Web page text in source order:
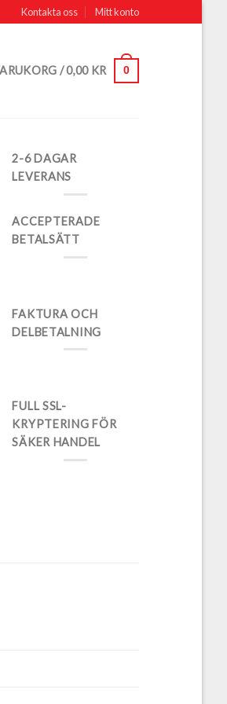
Kontakta oss Mitt konto
/0,00 KR 0
2-6 DAGAR
LEVERANS
ACCEPTERADE
BETALSÄTT
FAKTURA OCH
DELBETALNING
FULL SSL-
KRYPTERING FÖR
SÄKER HANDEL